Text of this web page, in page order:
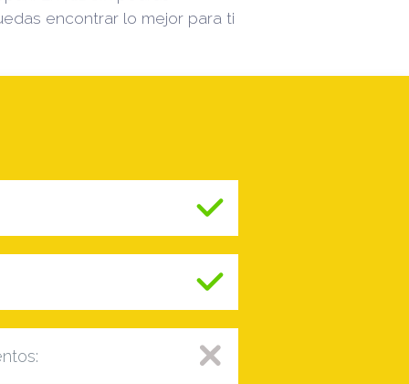
encontrar lo mejor para ti